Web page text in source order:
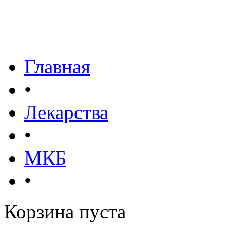
Главная
•
Лекарства
•
МКБ
•
Корзина пуста